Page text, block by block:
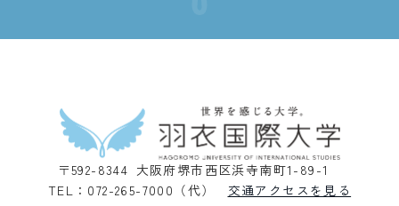
〒592-8344 大阪府堺市西区浜寺南町1-89-1
TEL：072-265-7000（代）
交通アクセスを見る